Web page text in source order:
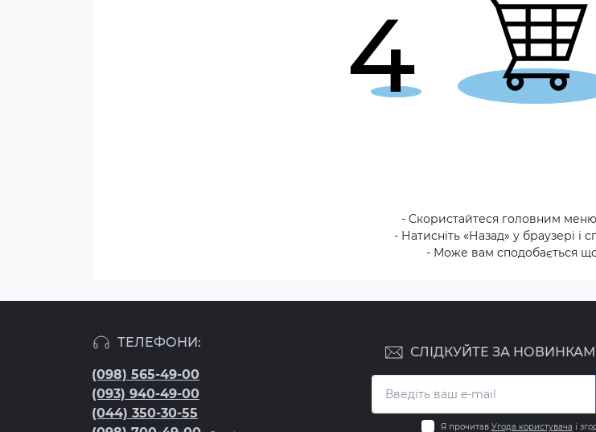
- Скористайтеся головним
- Натисніть «Назад» у браузері і
- Може вам сподобається
ТЕЛЕФОНИ:
(098) 565-49-00
(093) 940-49-00
(044) 350-30-55
СЛІДКУЙТЕ ЗА
Я прочитав Угода користувача і